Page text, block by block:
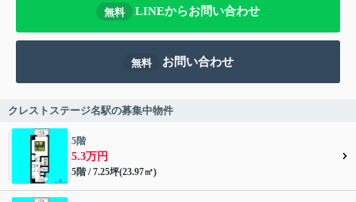
無料 LINEからお問い合わせ
無料 お問い合わせ
クレストステージ名駅の募集中物件
5階
5.3万円
5階 / 7.25坪(23.97㎡)